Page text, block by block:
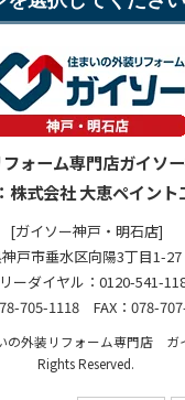
ォーム専門店ガイソ
株式会社 大恵ペイント
[ガイソー神戸・明石店]
戸市垂水区向陽3丁目1-27
ーダイヤル：0120-541-
705-1118 FAX：078-
外装リフォーム専門店 ガ
Rights Reserved.